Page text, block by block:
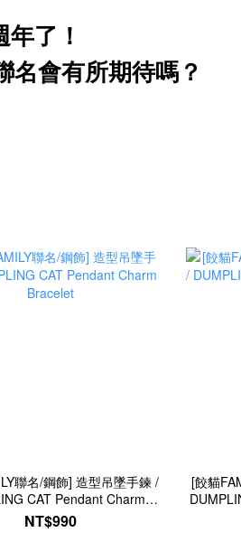
了！
會有所期待嗎？
聯名/鋼飾] 造型吊墜手鍊 /
CAT Pendant Charm
Bracelet
NT$990
[餃貓